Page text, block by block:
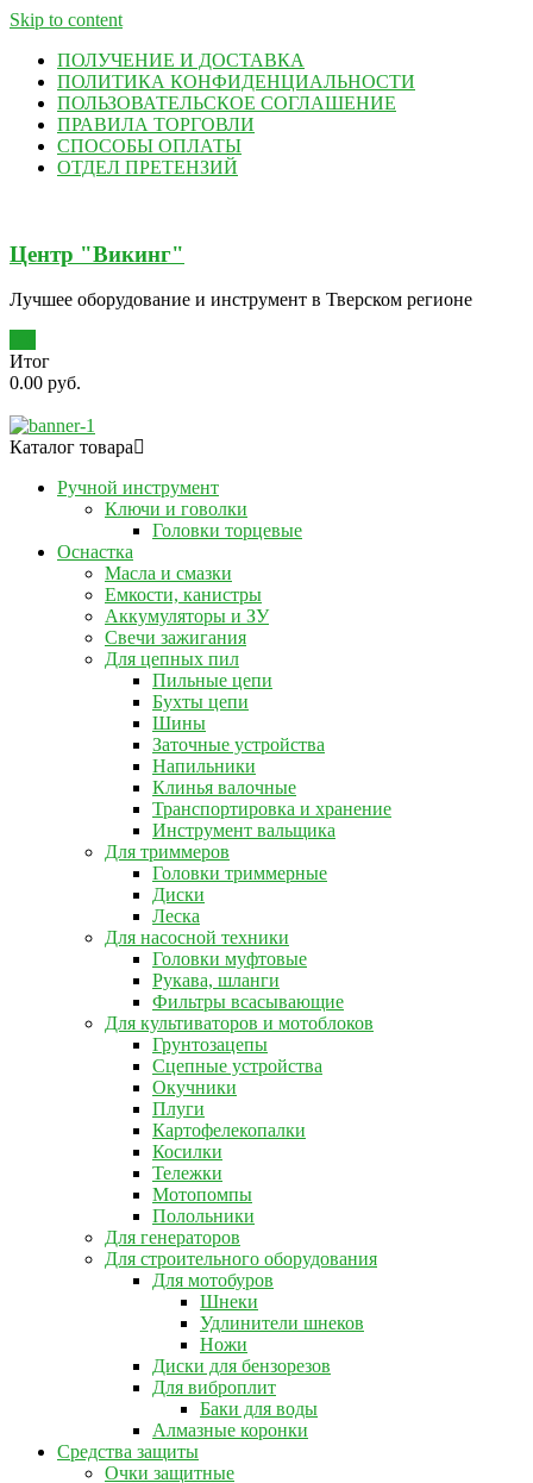
Skip to content
ПОЛУЧЕНИЕ И ДОСТАВКА
ПОЛИТИКА КОНФИДЕНЦИАЛЬНОСТИ
ПОЛЬЗОВАТЕЛЬСКОЕ СОГЛАШЕНИЕ
ПРАВИЛА ТОРГОВЛИ
СПОСОБЫ ОПЛАТЫ
ОТДЕЛ ПРЕТЕНЗИЙ
Центр "Викинг"
Лучшее оборудование и инструмент в Тверском регионе
Итог
0.00 руб.
Каталог товара
Ручной инструмент
Ключи и говолки
Головки торцевые
Оснастка
Масла и смазки
Емкости, канистры
Аккумуляторы и ЗУ
Свечи зажигания
Для цепных пил
Пильные цепи
Бухты цепи
Шины
Заточные устройства
Напильники
Клинья валочные
Транспортировка и хранение
Инструмент вальщика
Для триммеров
Головки триммерные
Диски
Леска
Для насосной техники
Головки муфтовые
Рукава, шланги
Фильтры всасывающие
Для культиваторов и мотоблоков
Грунтозацепы
Сцепные устройства
Окучники
Плуги
Картофелекопалки
Косилки
Тележки
Мотопомпы
Полольники
Для генераторов
Для строительного оборудования
Для мотобуров
Шнеки
Удлинители шнеков
Ножи
Диски для бензорезов
Для виброплит
Баки для воды
Алмазные коронки
Средства защиты
Очки защитные